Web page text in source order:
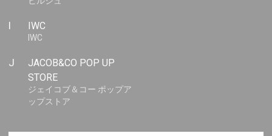
I IWC
IWC
J
JACOB&CO POP UP
STORE
ジェイコブ＆コー ポップア
ップストア